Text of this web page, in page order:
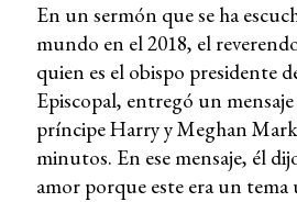
En un sermón que se ha
mundo en el 2018, el
quien es el obispo presidente
Episcopal, entregó un
príncipe Harry y Meghan
minutos. En ese mensaje, él
amor porque este era un tema